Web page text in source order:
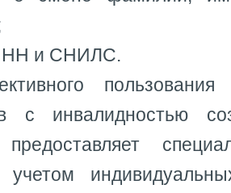
и СНИЛС.
с инвалидностью
учетом